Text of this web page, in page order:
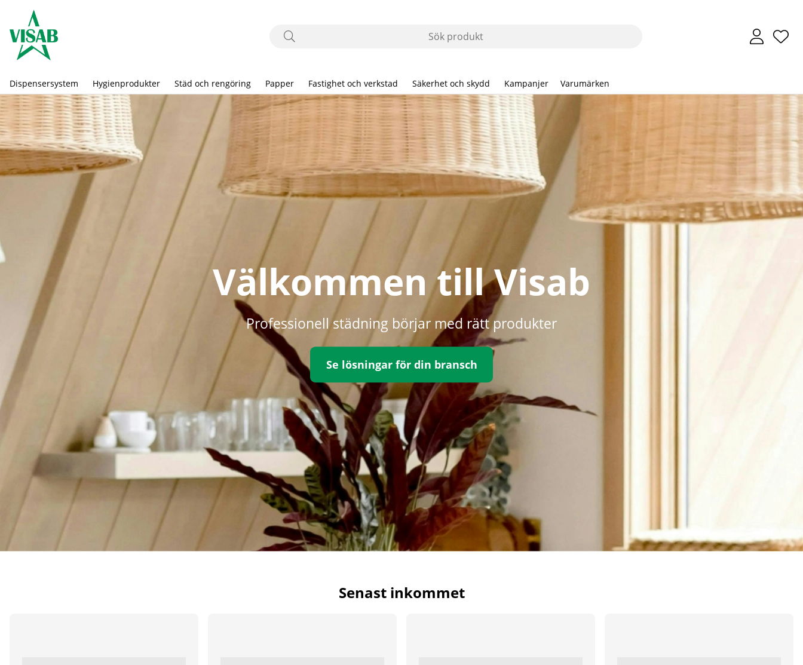
.
Dispensersystem Hygienprodukter Städ och rengöring Papper Fastighet och verkstad Säkerhet och skydd Kampanjer Varumärken
Välkommen till Visab
Professionell städning börjar med rätt produkter
Se lösningar för din bransch
Senast inkommet